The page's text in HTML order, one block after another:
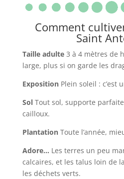
Comment
Saint
Taille adulte 3 à 4 mètres de
large, plus si on garde les
ExpositionPlein soleil : c’est
SolTout sol, supporte
cailloux.
PlantationToute l’année,
Adore… Les terres un peu
calcaires, et les talus loin de
les déchets verts.